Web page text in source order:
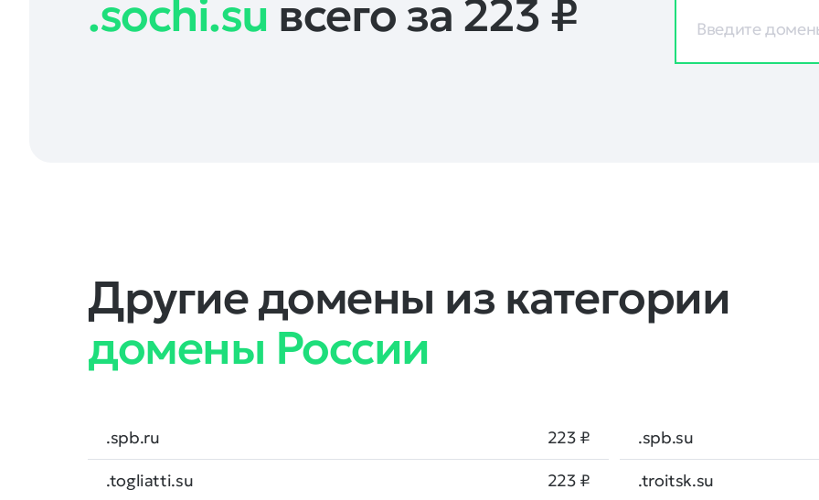
.sochi.su всего за 223 ₽
Другие домены из категории
домены России
.spb.ru 223 ₽ .spb.su
.togliatti.su 223 ₽ .troitsk.su